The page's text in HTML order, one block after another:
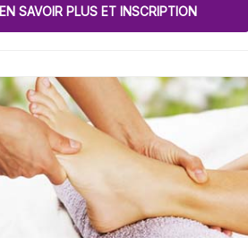
EN SAVOIR PLUS ET INSCRIPTION